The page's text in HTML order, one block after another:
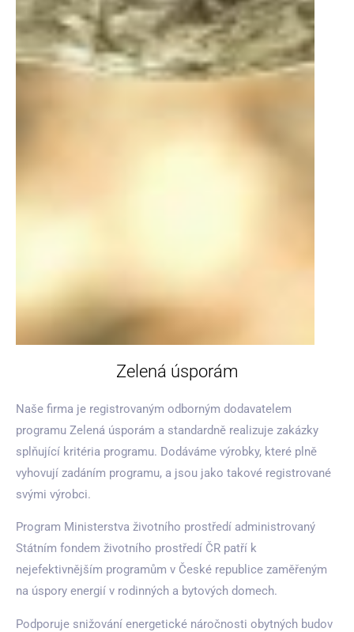
Zelená úsporám
Naše firma je registrovaným odborným dodavatelem
programu Zelená úsporám a standardně realizuje zakázky
splňující kritéria programu. Dodáváme výrobky, které plně
vyhovují zadáním programu, a jsou jako takové registrované
svými výrobci.
Program Ministerstva životního prostředí administrovaný
Státním fondem životního prostředí ČR patří k
nejefektivnějším programům v České republice zaměřeným
na úspory energií v rodinných a bytových domech.
Podporuje snižování energetické náročnosti obytných budov